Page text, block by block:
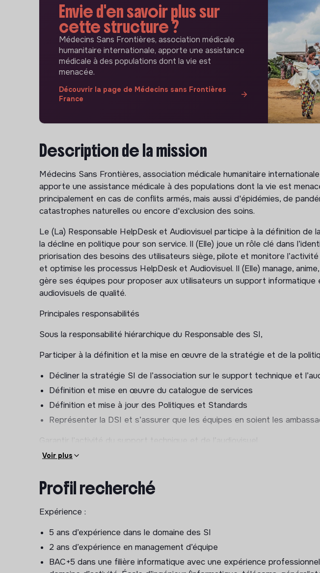
Envie d'en savoir plus sur
cette structure ?
Médecins Sans Frontières, association médicale
humanitaire internationale, apporte une assistance
médicale à des populations dont la vie est
menacée.
Découvrir la page de Médecins sans Frontières
France
Description de la mission
Médecins Sans Frontières, association médicale humanitaire
apporte une assistance médicale à des populations dont la vie est
principalement en cas de conflits armés, mais aussi d'épidémies, de
catastrophes naturelles ou encore d'exclusion des soins.
Le (La) Responsable HelpDesk et Audiovisuel participe à la définition de
la décline en politique pour son service. Il (Elle) joue un rôle clé dans
priorisation des besoins des utilisateurs siège, pilote et monitore
et optimise les processus HelpDesk et Audiovisuel. Il (Elle) manage,
gère ses équipes pour proposer aux utilisateurs un support informatique
audiovisuels de qualité.
Principales responsabilités
Sous la responsabilité hiérarchique du Responsable des SI,
Participer à la définition et la mise en œuvre de la stratégie et de la
Décliner la stratégie SI de l’association sur le support technique et
Définition et mise en œuvre du catalogue de services
Définition et mise à jour des Politiques et Standards
Représenter la DSI et s’assurer que les équipes en soient les
Garantir l’activité du support technique et de l’audiovisuel
Fixer, en accord avec les principales parties prenantes et les objectifs
Support informatique : temps de réponse, taux de satisfaction, nombre
Offre audiovisuelle : adéquation des équipements, taux de satisfaction,
d’événements complexes….
Collecter, centraliser et analyser les informations ou problèmes
utilisateurs dans le but d’améliorer les outils, les services et la
Evaluer et négocier les objectifs et les moyens (humains, techniques,
Voir plus
Profil recherché
Expérience :
5 ans d’expérience dans le domaine des SI
2 ans d’expérience en management d’équipe
BAC+5 dans une filière informatique avec une expérience